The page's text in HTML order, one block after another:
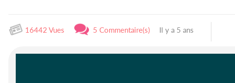
16442 Vues 5 Commentaire(s) Il y a 5 ans